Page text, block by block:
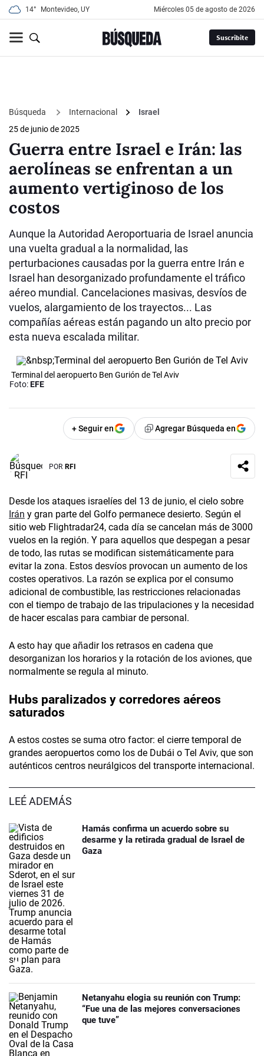
14° Montevideo, UY miércoles 05 de agosto de 2026
Suscribite
Búsqueda Internacional
Israel
25 de junio de 2025
Guerra entre Israel e Irán: las
aerolíneas se enfrentan a un
aumento vertiginoso de los
costos
Aunque la Autoridad Aeroportuaria de Israel anuncia
una vuelta gradual a la normalidad, las
perturbaciones causadas por la guerra entre Irán e
Israel han desorganizado profundamente el tráfico
aéreo mundial. Cancelaciones masivas, desvíos de
vuelos, alargamiento de los trayectos... Las
compañías aéreas están pagando un alto precio por
esta nueva escalada militar.
Terminal del aeropuerto Ben Gurión de Tel Aviv
Foto:EFE
+ Seguir en Agregar Búsqueda en
POR RFI
Desde los ataques israelíes del 13 de junio, el cielo sobre
Irán y gran parte del Golfo permanece desierto. Según el
sitio web Flightradar24, cada día se cancelan más de 3000
vuelos en la región. Y para aquellos que despegan a pesar
de todo, las rutas se modifican sistemáticamente para
evitar la zona. Estos desvíos provocan un aumento de los
costes operativos. La razón se explica por el consumo
adicional de combustible, las restricciones relacionadas
con el tiempo de trabajo de las tripulaciones y la necesidad
de hacer escalas para cambiar de personal.
A esto hay que añadir los retrasos en cadena que
desorganizan los horarios y la rotación de los aviones, que
normalmente se regula al minuto.
Hubs paralizados y corredores aéreos
saturados
A estos costes se suma otro factor: el cierre temporal de
grandes aeropuertos como los de Dubái o Tel Aviv, que son
auténticos centros neurálgicos del transporte internacional.
LEÉ ADEMÁS
Hamás confirma un acuerdo sobre su
desarme y la retirada gradual de Israel de
Gaza
Netanyahu elogia su reunión con Trump:
“Fue una de las mejores conversaciones
que tuve”